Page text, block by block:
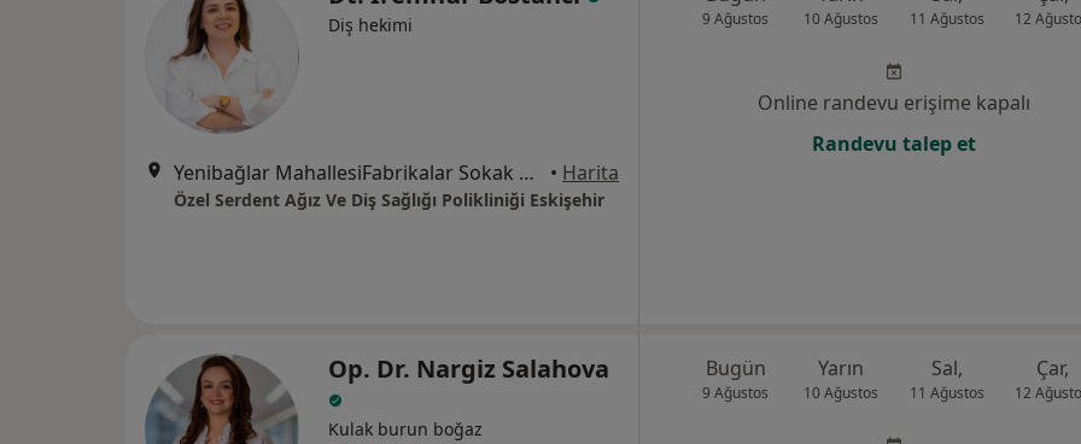
Diş hekimi
Yenibağlar MahallesiFabrikalar Sokak No:12-A, Tepebaşı • Harita
Özel Serdent Ağız Ve Diş Sağlığı Polikliniği Eskişehir
9 Ağustos 10 Ağustos 11 Ağustos 12
Online randevu erişime kapalı
Randevu talep et
Op. Dr. Nargiz Salahova
Kulak burun boğaz
Bugün
9 Ağustos
Yarın
10 Ağustos
Sal,
11 Ağustos
Çar,
12